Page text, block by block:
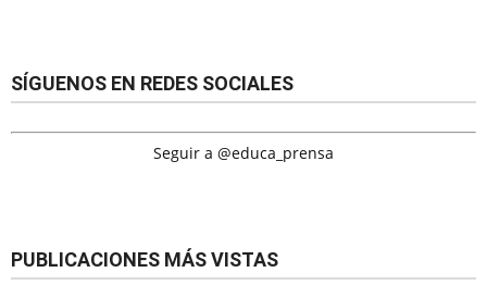
SÍGUENOS EN REDES SOCIALES
Seguir a @educa_prensa
PUBLICACIONES MÁS VISTAS